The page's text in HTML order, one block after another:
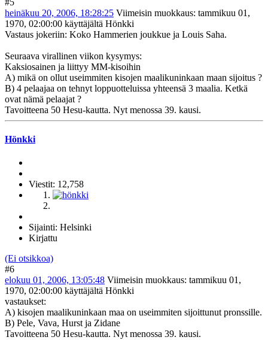
heinäkuu 20, 2006, 18:28:25 Viimeisin muokkaus: tammikuu 01,
1970, 02:00:00 käyttäjältä Hönkki
Vastaus jokeriin: Koko Hammerien joukkue ja Louis Saha.
Seuraava virallinen viikon kysymys:
Kaksiosainen ja liittyy MM-kisoihin
A) mikä on ollut useimmiten kisojen maalikuninkaan maan sijoitus ?
B) 4 pelaajaa on tehnyt loppuotteluissa yhteensä 3 maalia. Ketkä
ovat nämä pelaajat ?
Tavoitteena 50 Hesu-kautta. Nyt menossa 39. kausi.
Hönkki
Viestit: 12,758
Sijainti: Helsinki
Kirjattu
(Ei otsikkoa)
#6
elokuu 01, 2006, 13:05:48 Viimeisin muokkaus: tammikuu 01,
1970, 02:00:00 käyttäjältä Hönkki
vastaukset:
A) kisojen maalikuninkaan maa on useimmiten sijoittunut pronssille.
B) Pele, Vava, Hurst ja Zidane
Tavoitteena 50 Hesu-kautta. Nyt menossa 39. kausi.